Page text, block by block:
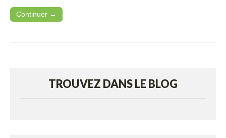
Continuer →
TROUVEZ DANS LE BLOG